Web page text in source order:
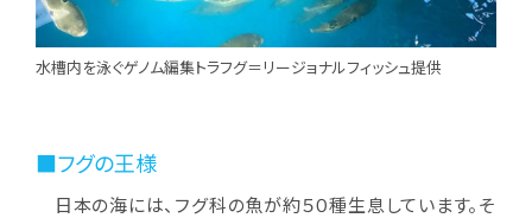
水槽内を泳ぐゲノム編集トラフグ＝リージョナルフィッシュ提供
■フグの王様
日本の海には、フグ科の魚が約５０種生息しています。そ